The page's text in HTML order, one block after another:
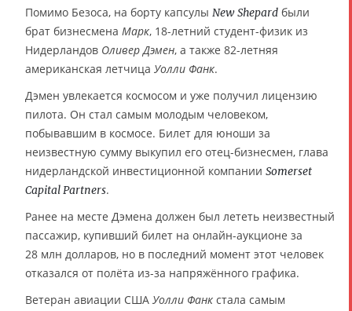
Помимо Безоса, на борту капсулы New Shepard были
брат бизнесмена Марк, 18-летний студент-физик из
Нидерландов Оливер Дэмен, а также 82-летняя
американская летчица Уолли Фанк.
Дэмен увлекается космосом и уже получил лицензию
пилота. Он стал самым молодым человеком,
побывавшим в космосе. Билет для юноши за
неизвестную сумму выкупил его отец-бизнесмен, глава
нидерландской инвестиционной компании Somerset
Capital Partners.
Ранее на месте Дэмена должен был лететь неизвестный
пассажир, купивший билет на онлайн-аукционе за
28 млн долларов, но в последний момент этот человек
отказался от полёта из-за напряжённого графика.
Ветеран авиации США Уолли Фанк стала самым